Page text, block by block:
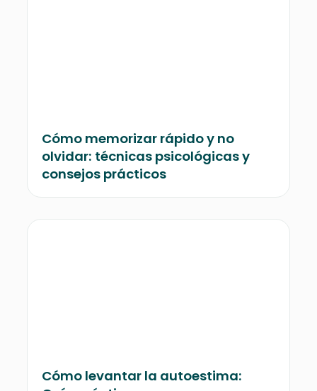
Cómo memorizar rápido y no
olvidar: técnicas psicológicas y
consejos prácticos
Cómo levantar la autoestima: